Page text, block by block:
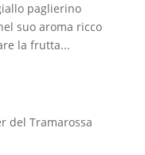
paglierino
suo aroma ricco
la frutta...
del Tramarossa